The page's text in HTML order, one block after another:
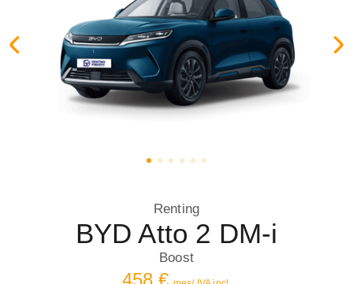
Renting
BYD Atto 2 DM-i
Boost